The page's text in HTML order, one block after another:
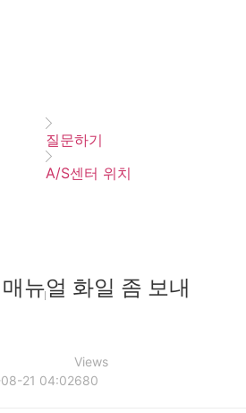
질문하기
A/S센터 위치
뉴얼 화일 좀 보내
21 04:02
Views
680